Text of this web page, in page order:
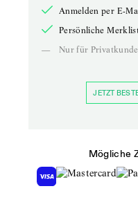
Anmelden per E-
Persönliche
—
Nur für
JETZT
Mögliche